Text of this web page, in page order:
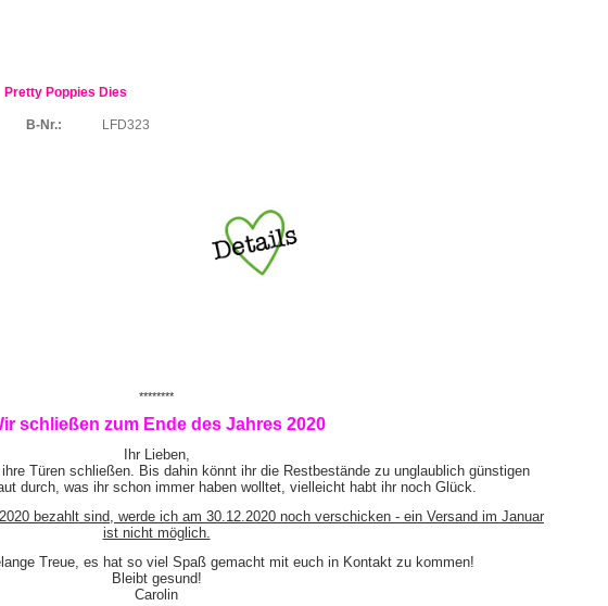
Pretty Poppies Dies
B-Nr.: LFD323
********
schließen zum Ende des Jahres 2020
Ihr Lieben,
Türen schließen. Bis dahin könnt ihr die Restbestände zu unglaublich günstigen
durch, was ihr schon immer haben wolltet, vielleicht habt ihr noch Glück.
bezahlt sind, werde ich am 30.12.2020 noch verschicken - ein Versand im Januar
ist nicht möglich.
Treue, es hat so viel Spaß gemacht mit euch in Kontakt zu kommen!
Bleibt gesund!
Carolin